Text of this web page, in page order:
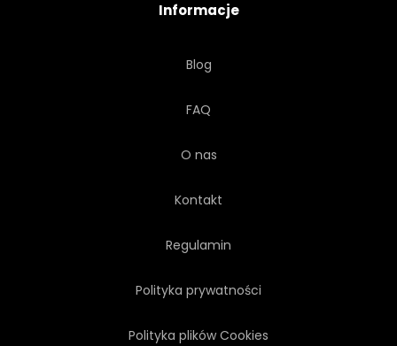
Informacje
Blog
FAQ
O nas
Kontakt
Regulamin
Polityka prywatności
Polityka plików Cookies